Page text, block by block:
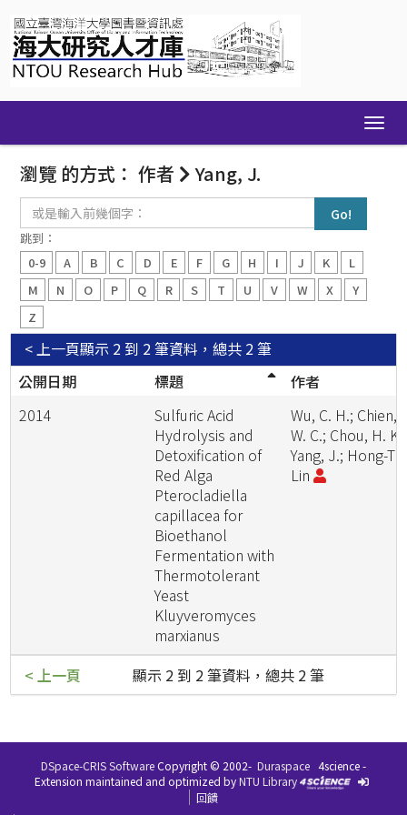
navigation
瀏覽 的方式： 作者 Yang, J.
入
前
幾
個
跳到：
0-9
A B C D E F G H I J K
L
M
N O P Q R S T U V W X
Y
Z
顯示 2 到 2 筆資料，總共 2 筆
< 上一頁
公開日期
標題
作者
2014
Sulfuric Acid
Hydrolysis and
Detoxification of
Red Alga
Pterocladiella
capillacea for
Bioethanol
Fermentation with
Thermotolerant
Yeast
Kluyveromyces
marxianus
Wu, C. H.; Chien,
W. C.; Chou, H. K.;
Yang, J.; Hong-
Lin
顯示 2 到 2 筆資料，總共 2 筆
< 上一頁
DSpace-CRIS SoftwareCopyright © 2002- Duraspace 4science -
Extension maintained and optimized byNTU Library
回饋